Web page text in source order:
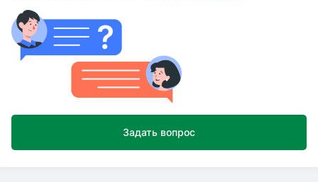
Задать вопрос